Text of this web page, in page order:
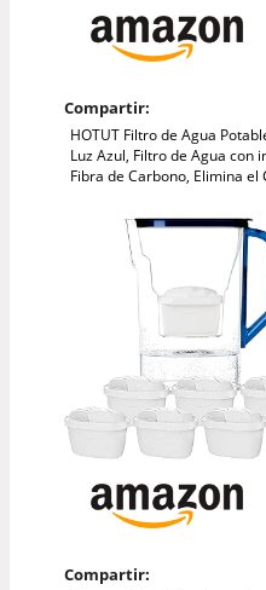
Compartir:
HOTUT Filtro de Agua
Luz Azul, Filtro de Agua con
Fibra de Carbono, Elimina el
Compartir: